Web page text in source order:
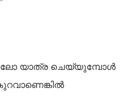
യാത്ര ചെയ്യുമ്പോൾ